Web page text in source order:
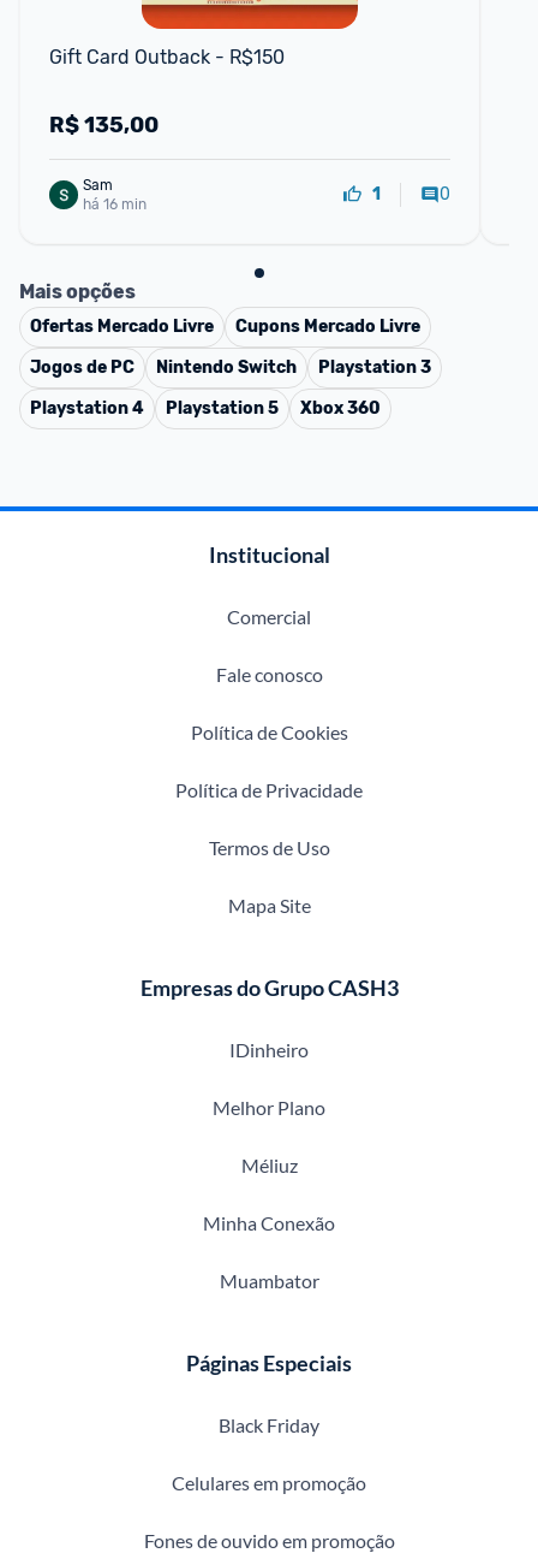
Gift Card Outback - R$150
R$135,00
Sam
há 16 min
1 0
Mais opções
Ofertas Mercado Livre Cupons Mercado Livre
Jogos de PC
Nintendo Switch
Playstation 3
Playstation 4
Playstation 5 Xbox 360
Institucional
Comercial
Fale conosco
Política de Cookies
Política de Privacidade
Termos de Uso
Mapa Site
Empresas do Grupo CASH3
IDinheiro
Melhor Plano
Méliuz
Minha Conexão
Muambator
Páginas Especiais
Black Friday
Celulares em promoção
Fones de ouvido em promoção